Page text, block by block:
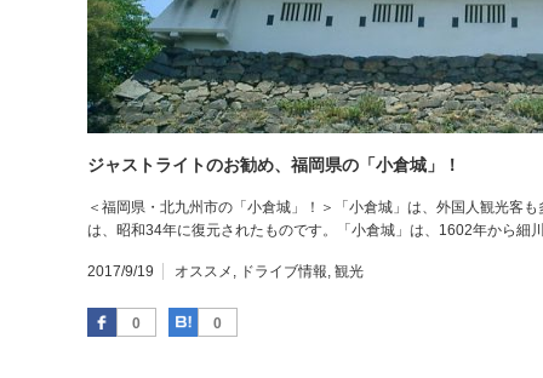
ジャストライトのお勧め、福岡県の「小倉城」！
＜福岡県・北九州市の「小倉城」！＞「小倉城」は、外国人観光客
は、昭和34年に復元されたものです。「小倉城」は、1602年から
2017/9/19 オススメ , ドライブ情報, 観光
0
Facebook 0
はてなブックマーク